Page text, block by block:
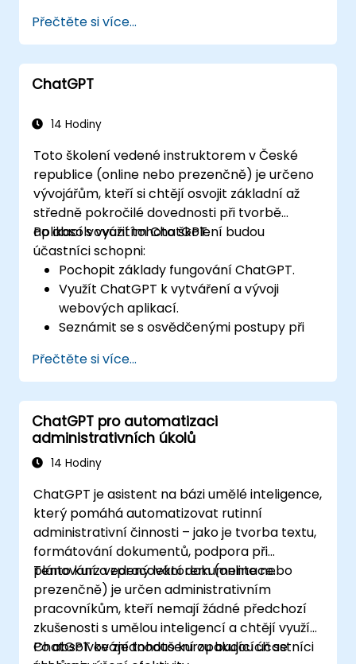
Přečtěte si více...
ChatGPT
14 Hodiny
Toto školení vedené instruktorem v České
republice (online nebo prezenčně) je určeno
vývojářům, kteří si chtějí osvojit základní až
středně pokročilé dovednosti při tvorbě
aplikací s využitím ChatGPT.
Po absolvování tohoto školení budou
účastníci schopni:
Pochopit základy fungování ChatGPT.
Využít ChatGPT k vytváření a vývoji
webových aplikací.
Seznámit se s osvědčenými postupy při
Přečtěte si více...
ChatGPT pro automatizaci
administrativních úkolů
14 Hodiny
ChatGPT je asistent na bázi umělé inteligence,
který pomáhá automatizovat rutinní
administrativní činnosti – jako je tvorba textu,
formátování dokumentů, podpora při
plánování a zpracování dokumentace.
Tento kurz vedený lektorem (online nebo
prezenčně) je určen administrativním
pracovníkům, kteří nemají žádné předchozí
zkušenosti s umělou inteligencí a chtějí využít
ChatGPT ke zjednodušení opakujících se
Po absolvování tohoto kurzu budou účastníci